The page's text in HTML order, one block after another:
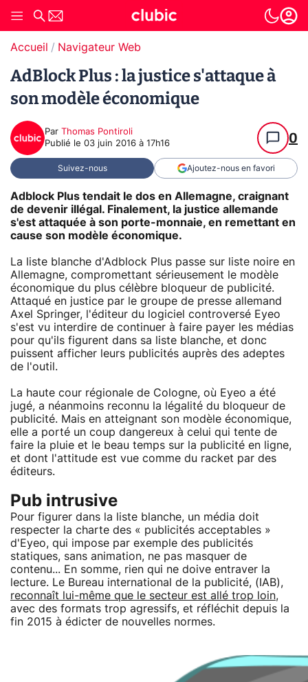
Accueil Navigateur Web
AdBlock Plus : la justice s'attaque à
son modèle économique
Par Thomas Pontiroli
Publié le 03 juin 2016 à 17h16 0
Suivez-nous Ajoutez-nous en favori
Adblock Plus tendait le dos en Allemagne, craignant
de devenir illégal. Finalement, la justice allemande
s'est attaquée à son porte-monnaie, en remettant en
cause son modèle économique.
La liste blanche d'Adblock Plus passe sur liste noire en
Allemagne, compromettant sérieusement le modèle
économique du plus célèbre bloqueur de publicité.
Attaqué en justice par le groupe de presse allemand
Axel Springer, l'éditeur du logiciel controversé Eyeo
s'est vu interdire de continuer à faire payer les médias
pour qu'ils figurent dans sa liste blanche, et donc
puissent afficher leurs publicités auprès des adeptes
de l'outil.
La haute cour régionale de Cologne, où Eyeo a été
jugé, a néanmoins reconnu la légalité du bloqueur de
publicité. Mais en atteignant son modèle économique,
elle a porté un coup dangereux à celui qui tente de
faire la pluie et le beau temps sur la publicité en ligne,
et dont l'attitude est vue comme du racket par des
éditeurs.
Pub intrusive
Pour figurer dans la liste blanche, un média doit
respecter la charte des « publicités acceptables »
d'Eyeo, qui impose par exemple des publicités
statiques, sans animation, ne pas masquer de
contenu... En somme, rien qui ne doive entraver la
lecture. Le Bureau international de la publicité, (IAB),
reconnaît lui-même que le secteur est allé trop loin,
avec des formats trop agressifs, et réfléchit depuis la
fin 2015 à édicter de nouvelles normes.